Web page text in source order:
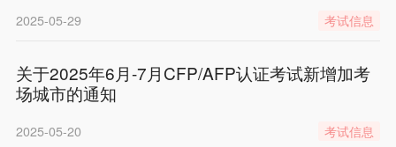
2025-05-29 考试信息
关于2025年6月-7月CFP/AFP认证考试新增加考
场城市的通知
2025-05-20 考试信息